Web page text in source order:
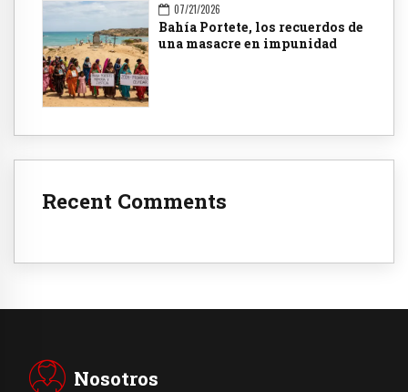
07/21/2026
Bahía Portete, los recuerdos de
una masacre en impunidad
Recent Comments
Nosotros